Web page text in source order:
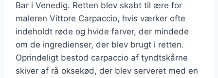
Bar i Venedig. Retten blev skabt til ære for
maleren Vittore Carpaccio, hvis værker ofte
indeholdt røde og hvide farver, der mindede
om de ingredienser, der blev brugt i retten.
Oprindeligt bestod carpaccio af tyndtskårne
skiver af rå oksekød, der blev serveret med en